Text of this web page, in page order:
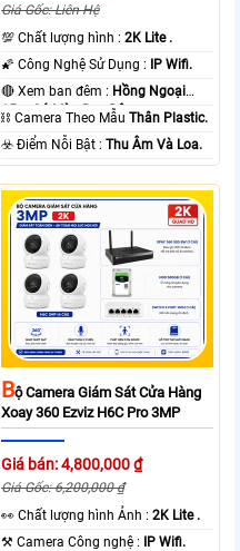
Giá Gốc: Liên Hệ
💯 Chất lượng hình :2K Lite .
🌠 Công Nghệ Sử Dụng : IP Wifi.
🔴 Xem ban đêm : Hồng Ngoại
15m Có Màu Ban Ðêm.
⛓ Camera Theo MẫuThân Plastic.
️☣️ Điểm Nỗi Bật :Thu Âm Và Loa.
BỘ Camera Giám Sát Cửa Hàng
Xoay 360 Ezviz H6C Pro 3MP
Giá bán: 4,800,000 ₫
Giá Gốc: 6,200,000 ₫
️👀 Chất lượng hình Ảnh :2K Lite .
⚒ Camera Công nghệ : IP Wifi.